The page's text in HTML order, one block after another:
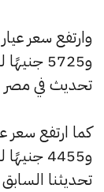
تحديث في مصر 365.
تحديثنا السابق